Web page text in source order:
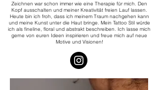
Zeichnen war schon immer wie eine Therapie für mich. Den
Kopf ausschalten und meiner Kreativität freien Lauf lassen.
Heute bin ich froh, dass ich meinem Traum nachgehen kann
und meine Kunst unter die Haut bringe. Mein Tattoo Stil würde
ich als fineline, floral und abstrakt beschreiben. Ich lasse mich
gerne von euren Ideen inspirieren und freue mich auf neue
Motive und Visionen!